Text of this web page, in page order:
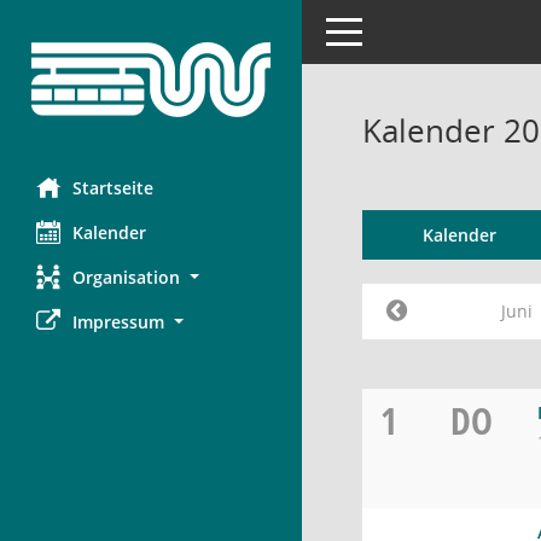
Startseite
Kalender
Organisation
Impressum
Toggle navigation
Kalender
Kalender
Juni
1 DO